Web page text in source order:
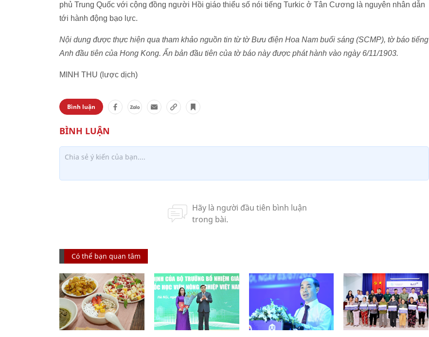
phủ Trung Quốc với cộng đồng người Hồi giáo thiểu số nói tiếng Turkic ở Tân Cương là nguyên nhân dẫn
tới hành động bạo lực.
Nội dung được thực hiện qua tham khảo nguồn tin từ tờ Bưu điện Hoa Nam buổi sáng (SCMP), tờ báo tiếng
Anh đầu tiên của Hong Kong. Ấn bản đầu tiên của tờ báo này được phát hành vào ngày 6/11/1903.
MINH THU (lược dịch)
Bình luận
Có thể bạn quan tâm